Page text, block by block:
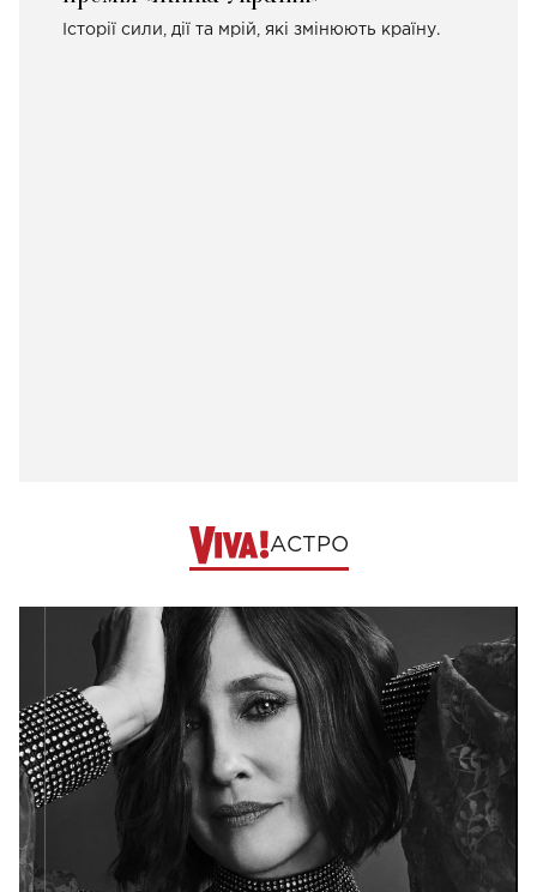
Історії сили, дії та мрій, які змінюють країну.
АСТРО